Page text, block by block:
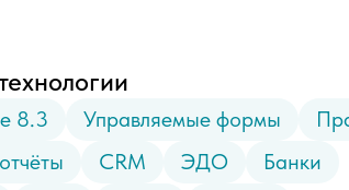
8.3 Управляемые формы
CRM ЭДО
Банки